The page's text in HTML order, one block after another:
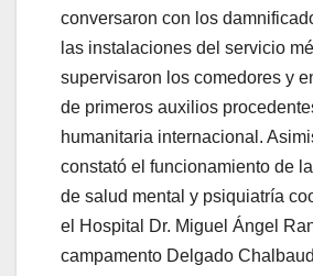
conversaron con los
las instalaciones del servicio
supervisaron los comedores y
de primeros auxilios
humanitaria internacional.
constató el funcionamiento de
de salud mental y psiquiatría
el Hospital Dr. Miguel Ángel
campamento Delgado